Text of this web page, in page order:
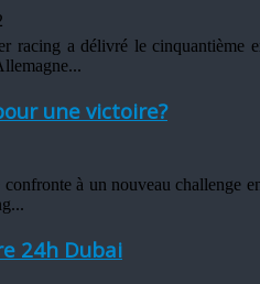
racing a délivré le cinquantième
une victoire?
à un nouveau challenge
24h Dubai